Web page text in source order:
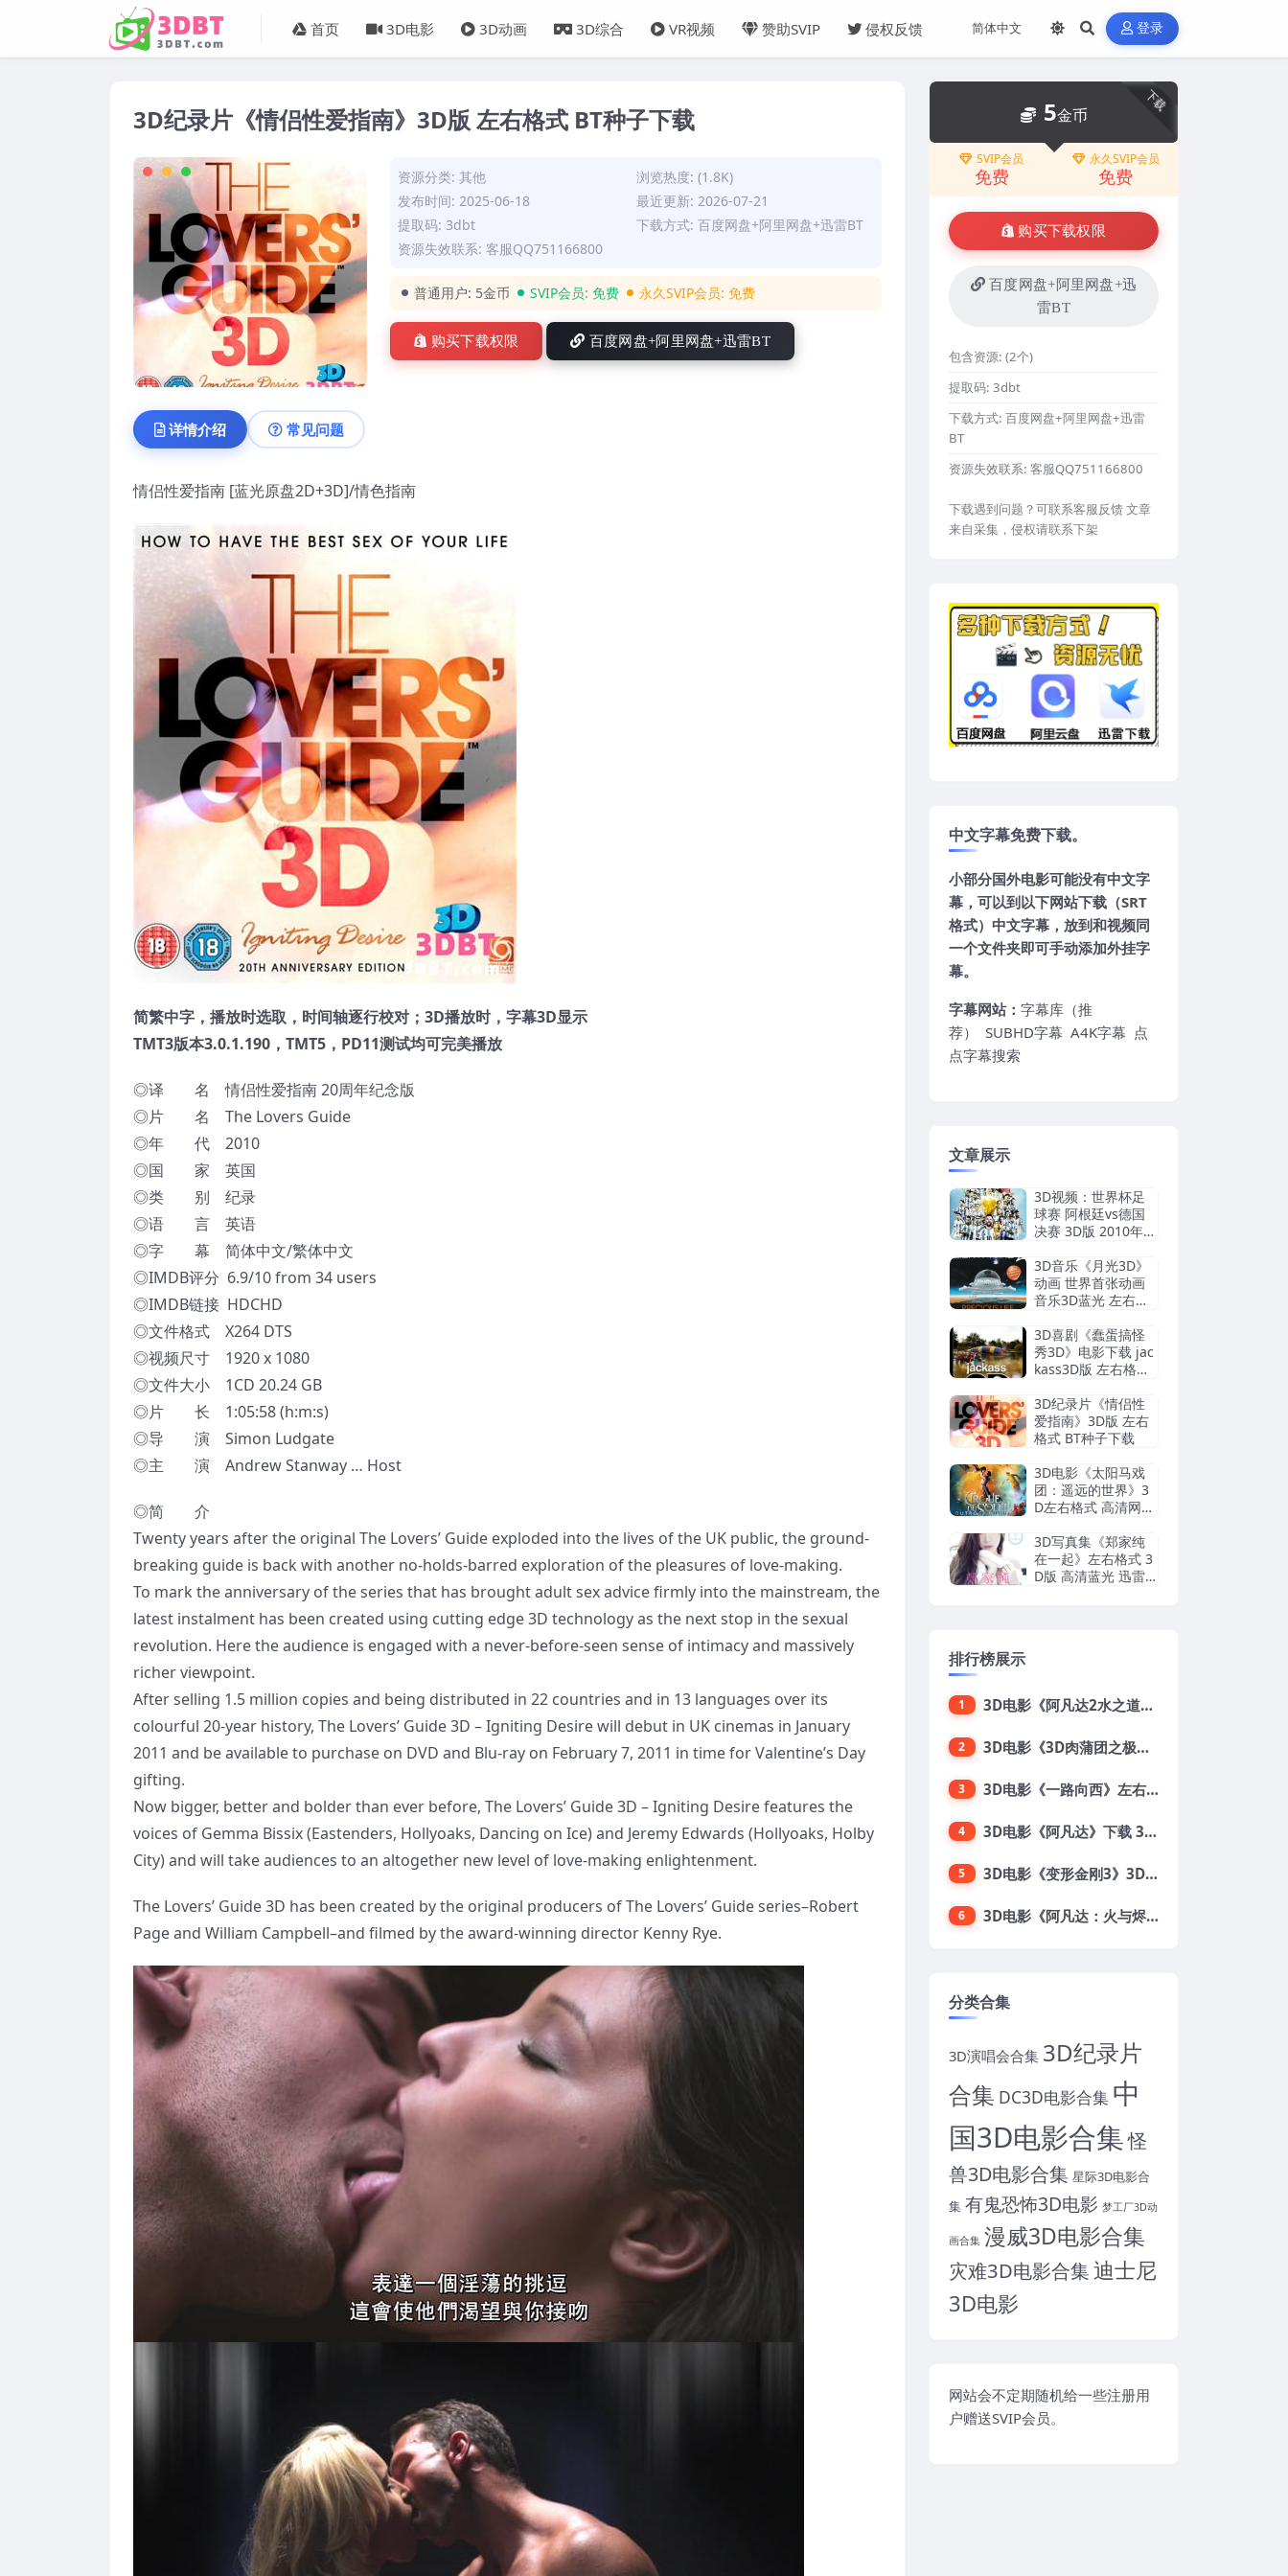
首页 3D电影 3D动画 3D综合 VR视频 赞助SVIP 侵权反馈 登录
3D纪录片《情侣性爱指南》3D版 左右格式 BT种子下载
资源分类:其他
浏览热度: (1.8K)
发布时间: 2025-06-18
最近更新: 2026-07-21
提取码: 3dbt
下载方式: 百度网盘+阿里网盘+迅雷BT
资源失效联系: 客服QQ751166800
普通用户: 5金币 SVIP会员:免费 永久SVIP会员:免费
购买下载权限 百度网盘+阿里网盘+迅雷BT
详情介绍 常见问题
情侣性爱指南 [蓝光原盘2D+3D]/情色指南
简繁中字，播放时选取，时间轴逐行校对；3D播放时，字幕3D显示
TMT3版本3.0.1.190，TMT5，PD11测试均可完美播放
◎译 名 情侣性爱指南 20周年纪念版
◎片 名 The Lovers Guide
◎年 代 2010
◎国 家 英国
◎类 别 纪录
◎语 言 英语
◎字 幕 简体中文/繁体中文
◎IMDB评分 6.9/10 from 34 users
◎IMDB链接 HDCHD
◎文件格式 X264 DTS
◎视频尺寸 1920 x 1080
◎文件大小 1CD 20.24 GB
◎片 长 1:05:58 (h:m:s)
◎导 演 Simon Ludgate
◎主 演 Andrew Stanway … Host
◎简 介
Twenty years after the original The Lovers’ Guide exploded into the lives of the UK public, the ground-
breaking guide is back with another no-holds-barred exploration of the pleasures of love-making.
To mark the anniversary of the series that has brought adult sex advice firmly into the mainstream, the
latest instalment has been created using cutting edge 3D technology as the next stop in the sexual
revolution. Here the audience is engaged with a never-before-seen sense of intimacy and massively
richer viewpoint.
After selling 1.5 million copies and being distributed in 22 countries and in 13 languages over its
colourful 20-year history, The Lovers’ Guide 3D – Igniting Desire will debut in UK cinemas in January
2011 and be available to purchase on DVD and Blu-ray on February 7, 2011 in time for Valentine’s Day
gifting.
Now bigger, better and bolder than ever before, The Lovers’ Guide 3D – Igniting Desire features the
voices of Gemma Bissix (Eastenders, Hollyoaks, Dancing on Ice) and Jeremy Edwards (Hollyoaks, Holby
City) and will take audiences to an altogether new level of love-making enlightenment.
The Lovers’ Guide 3D has been created by the original producers of The Lovers’ Guide series–Robert
Page and William Campbell–and filmed by the award-winning director Kenny Rye.
下载
5金币
SVIP会员
免费
永久SVIP会员
免费
购买下载权限
百度网盘+阿里网盘+迅
雷BT
包含资源: (2个)
提取码: 3dbt
下载方式: 百度网盘+阿里网盘+迅雷
BT
资源失效联系: 客服QQ751166800
下载遇到问题？可联系客服反馈 文章
来自采集，侵权请联系下架
中文字幕免费下载。
小部分国外电影可能没有中文字
幕，可以到以下网站下载（SRT
格式）中文字幕，放到和视频同
一个文件夹即可手动添加外挂字
幕。
字幕网站： 字幕库（推
荐）
SUBHD字幕 A4K字幕 点
点字幕搜索
文章展示
3D视频：世界杯足
球赛 阿根廷vs德国
决赛 3D版 2010年
世界杯
3D音乐《月光3D》
动画 世界首张动画
音乐3D蓝光 左右格
3D喜剧《蠢蛋搞怪
秀3D》电影下载 jac
kass3D版 左右格式
3D纪录片《情侣性
爱指南》3D版 左右
格式 BT种子下载
3D电影《太阳马戏
团：遥远的世界》3
D左右格式 高清网盘
3D写真集《郑家纯
在一起》左右格式 3
D版 高清蓝光 迅雷
排行榜展示
1 3D电影《阿凡达2水之道》3D左右格式 高清蓝光原盘 网盘下载 中文配音 4K3DVR电影
2 3D电影《3D肉蒲团之极乐宝鉴》下载 全球首部3D限制级电影 网盘下载
3 3D电影《一路向西》左右格式 3D版 高清 网盘 下载
4 3D电影《阿凡达》下载 3D左右格式 加长版 网盘下载
5 3D电影《变形金刚3》3D左右格式 高清蓝光 百度网盘+迅雷 下载 出屏国配字幕.国英双语
6 3D电影《阿凡达：火与烬》3D 4K Avatar：Fire and Ash 3D 左右格式 高清4K 电影 下载
分类合集
3D演唱会合集 3D纪录片
合集 DC3D电影合集 中
国3D电影合集怪
兽3D电影合集 星际3D电影合
集 有鬼恐怖3D电影 梦工厂3D动
画合集 漫威3D电影合集
灾难3D电影合集迪士尼
3D电影
网站会不定期随机给一些注册用
户赠送SVIP会员。